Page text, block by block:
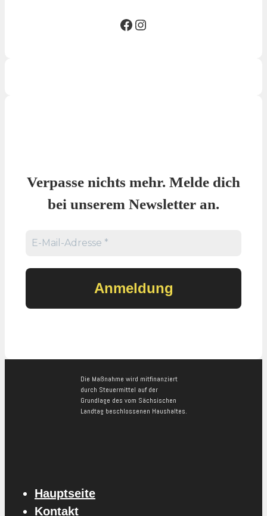
Facebook SGInsta SG
Verpasse nichts mehr. Melde dich
bei unserem Newsletter an.
Die Maßnahme wird mitfinanziert
durch Steuermittel auf der
Grundlage des vom Sächsischen
Landtag beschlossenen Haushaltes.
Hauptseite
Kontakt